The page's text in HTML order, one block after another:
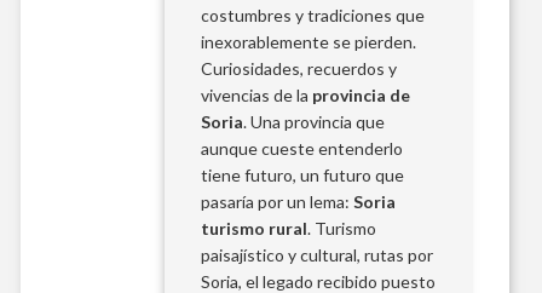
costumbres y tradiciones que
inexorablemente se pierden.
Curiosidades, recuerdos y
vivencias de la provincia de
Soria. Una provincia que
aunque cueste entenderlo
tiene futuro, un futuro que
pasaría por un lema:Soria
turismo rural. Turismo
paisajístico y cultural, rutas por
Soria, el legado recibido puesto